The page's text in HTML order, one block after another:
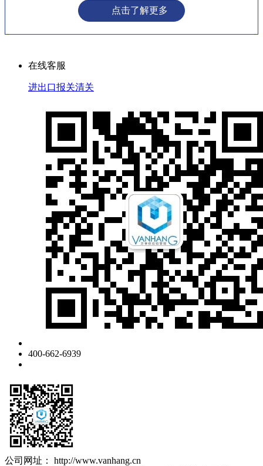
点击了解更多
在线客服
进出口报关清关
400-662-6939
公司网址： http://www.vanhang.cn